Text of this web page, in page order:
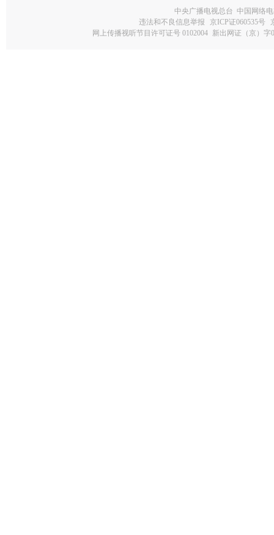
中央广播电视总台 中国网络
违法和不良信息举报
京ICP证060535号
网上传播视听节目许可证号 0102004 新出网证（京）